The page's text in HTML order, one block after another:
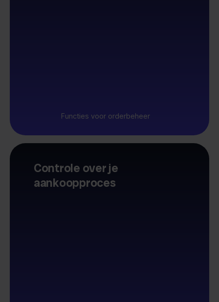
Functies voor orderbeheer
Controle over je
aankoopproces